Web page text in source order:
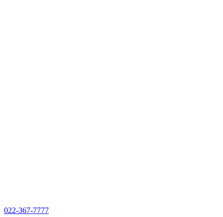
022-367-7777